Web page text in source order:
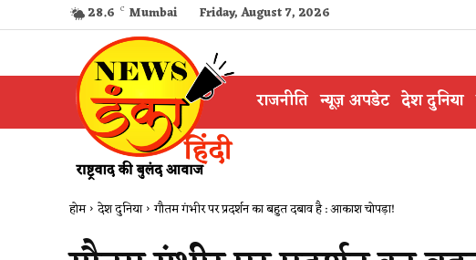
28.6 C Mumbai Friday, August 7, 2026
राजनीति न्यूज़ अपडेट देश दुनिया
होम देश दुनिया गौतम गंभीर पर प्रदर्शन का बहुत दबाव है : आकाश चोपड़ा!